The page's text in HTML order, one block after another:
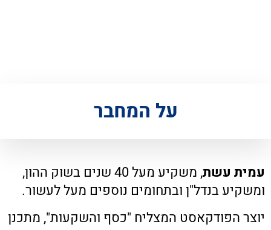
על המחבר
עמית עשת
, משקיע מעל 40 שנים בשוק ההון,
ומשקיע בנדל"ן ובתחומים נוספים מעל לעשור.
יוצר הפודקאסט המצליח "כסף והשקעות", מתכנן